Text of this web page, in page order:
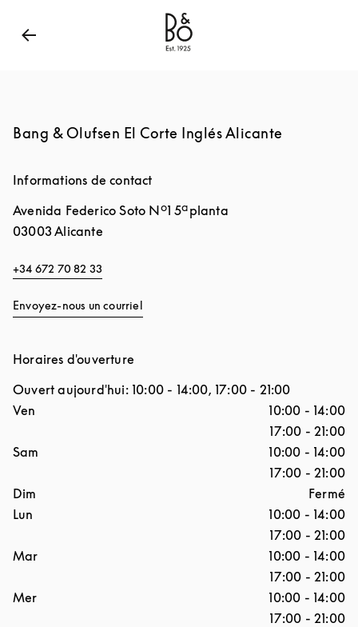
Bang & Olufsen - Exist to Create
Bang & Olufsen El Corte Inglés Alicante
Informations de contact
Avenida Federico Soto Nº1 5ªplanta
03003 Alicante
+34 672 70 82 33
Envoyez-nous un courriel
Horaires d'ouverture
Ouvert aujourd'hui: 10:00 - 14:00, 17:00 - 21:00
Jour de la semaine
Ven 10:00 - 14:00
17:00 - 21:00
Sam
10:00 - 14:00
17:00 - 21:00
Dim
Fermé
Lun
10:00 - 14:00
17:00 - 21:00
Mar
10:00 - 14:00
17:00 - 21:00
Mer
10:00 - 14:00
17:00 - 21:00